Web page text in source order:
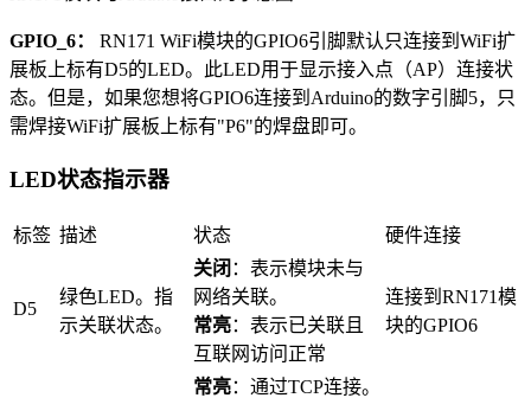
GPIO_6：
RN171 WiFi模块的GPIO6引脚默认只连接到WiFi扩
展板上标有D5的LED。此LED用于显示接入点（AP）连接状
态。但是，如果您想将GPIO6连接到Arduino的数字引脚5，只
需焊接WiFi扩展板上标有"P6"的焊盘即可。
LED状态指示器
标签 描述 状态 硬件连接
D5
绿色LED。指
示关联状态。
关闭 ：表示模块未与
网络关联。
常亮：表示已关联且
互联网访问正常
连接到RN171模
块的GPIO6
常亮：通过TCP连接。